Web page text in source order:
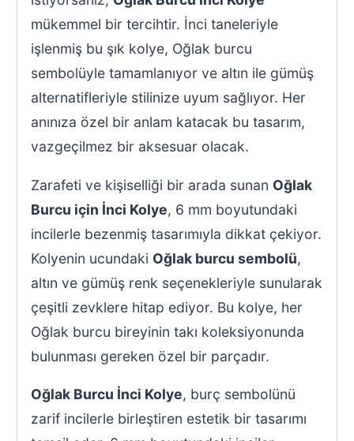
mükemmel bir tercihtir. İnci taneleriyle
işlenmiş bu şık kolye, Oğlak burcu
sembolüyle tamamlanıyor ve altın ile gümüş
alternatifleriyle stilinize uyum sağlıyor. Her
anınıza özel bir anlam katacak bu tasarım,
vazgeçilmez bir aksesuar olacak.
Zarafeti ve kişiselliği bir arada sunan Oğlak
Burcu için İnci Kolye, 6 mm boyutundaki
incilerle bezenmiş tasarımıyla dikkat çekiyor.
Kolyenin ucundaki Oğlak burcu sembolü,
altın ve gümüş renk seçenekleriyle sunularak
çeşitli zevklere hitap ediyor. Bu kolye, her
Oğlak burcu bireyinin takı koleksiyonunda
bulunması gereken özel bir parçadır.
Oğlak Burcu İnci Kolye, burç sembolünü
zarif incilerle birleştiren estetik bir tasarımı